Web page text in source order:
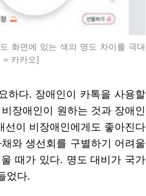
화면에 있는 색의 명도 차이를 극대
= 카카오]
하다. 장애인이 카톡을 사용할
장애인이 원하는 것과 장애인
이 비장애인에게도 좋아진다
와 생선회를 구별하기 어려울
때가 있다. 명도 대비가 국가
었다.